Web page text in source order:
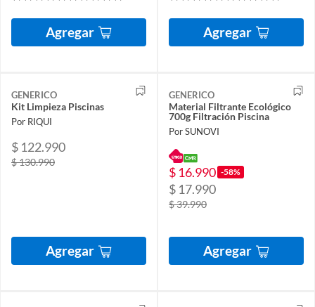
Agregar Agregar
GENERICO
Kit Limpieza Piscinas
Por RIQUI
$ 122.990
$ 130.990
Agregar
GENERICO
Material Filtrante Ecológico
700g Filtración Piscina
Por SUNOVI
$ 16.990 -58%
$ 17.990
$ 39.990
Agregar